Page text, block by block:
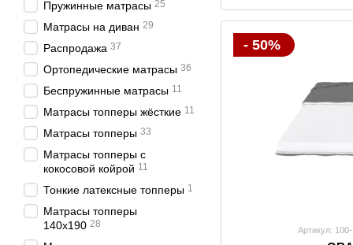
- 50%
Артикул:
Пружинные матрасы 25
Матрасы на диван 29
Распродажа 37
Ортопедические матрасы 36
Беспружинные матрасы 11
Матрасы топперы жёсткие 11
Матрасы топперы 33
Матрасы топперы с
кокосовой койрой 11
Тонкие латексные топперы 1
Матрасы топперы
140х190 28